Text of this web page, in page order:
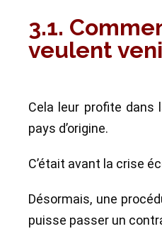
3.1.
veulent
Cela leur profite dans
pays d’origine.
C’était avant la crise
Désormais, une
puisse passer un